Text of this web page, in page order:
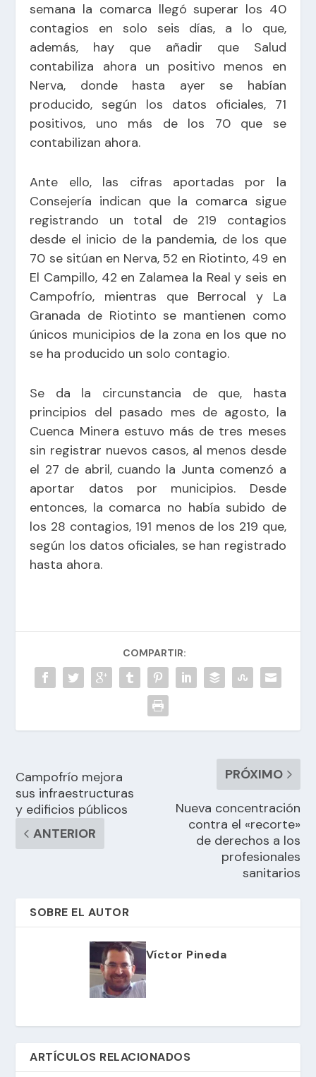
semana la comarca llegó superar los 40
contagios en solo seis días, a lo que,
además, hay que añadir que Salud
contabiliza ahora un positivo menos en
Nerva, donde hasta ayer se habían
producido, según los datos oficiales, 71
positivos, uno más de los 70 que se
contabilizan ahora.
Ante ello, las cifras aportadas por la
Consejería indican que la comarca sigue
registrando un total de 219 contagios
desde el inicio de la pandemia, de los que
70 se sitúan en Nerva, 52 en Riotinto, 49 en
El Campillo, 42 en Zalamea la Real y seis en
Campofrío, mientras que Berrocal y La
Granada de Riotinto se mantienen como
únicos municipios de la zona en los que no
se ha producido un solo contagio.
Se da la circunstancia de que, hasta
principios del pasado mes de agosto, la
Cuenca Minera estuvo más de tres meses
sin registrar nuevos casos, al menos desde
el 27 de abril, cuando la Junta comenzó a
aportar datos por municipios. Desde
entonces, la comarca no había subido de
los 28 contagios, 191 menos de los 219 que,
según los datos oficiales, se han registrado
hasta ahora.
COMPARTIR:
Campofrío mejora
sus infraestructuras
y edificios públicos
ANTERIOR
PRÓXIMO
Nueva concentración
contra el «recorte»
de derechos a los
profesionales
sanitarios
SOBRE EL AUTOR
Víctor Pineda
ARTÍCULOS RELACIONADOS